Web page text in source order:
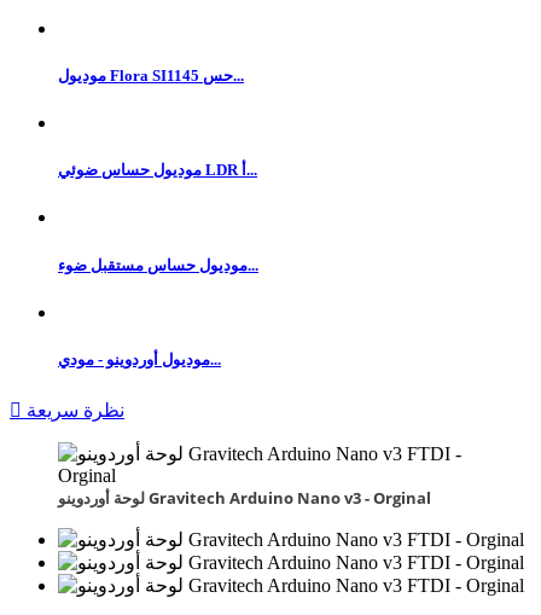
موديول Flora SI1145 حس...
موديول حساس ضوئي LDR أ...
موديول حساس مستقبل ضوء...
موديول أوردوينو - مودي...
 نظرة سريعة
لوحة أوردوينو Gravitech Arduino Nano v3 - Orginal